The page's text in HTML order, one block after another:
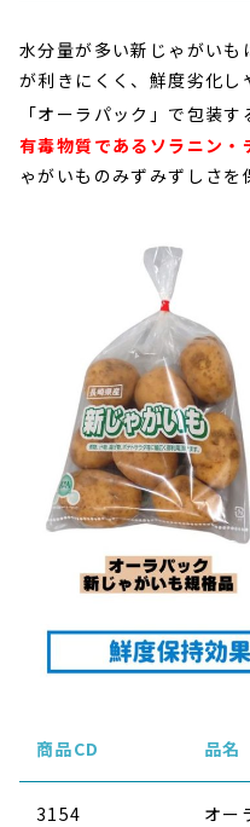
水分量が多い新じゃがい
が利きにくく、鮮度劣化し
「オーラパック」で包装す
有毒物質であるソラニン
ゃがいものみずみずしさを
商品CD 品名
3154
オー